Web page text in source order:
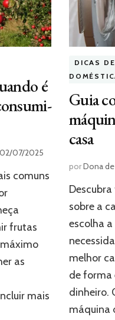
é
02/07/2025
comuns
frutas
as
mais
DICAS
Guia
casa
porDona
sobre a
escolha
melhor
de forma
dinheiro.
máquina